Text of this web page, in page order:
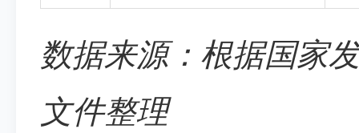
数据来源：根据国家
文件整理